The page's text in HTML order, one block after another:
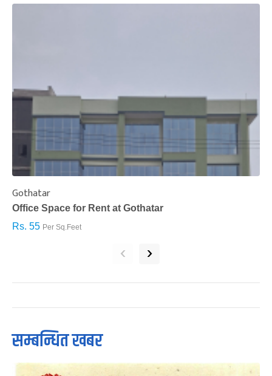
Gothatar
Office Space for Rent at Gothatar
Rs. 55 Per Sq.Feet
‹ ›
सम्बन्धित खबर